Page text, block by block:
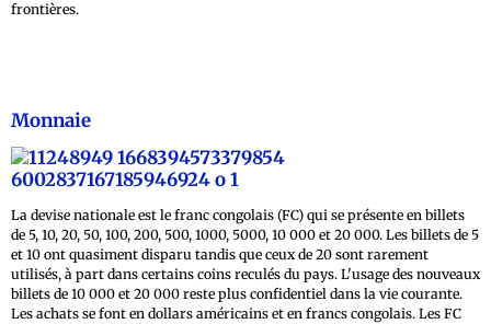
frontières.
Monnaie
La devise nationale est le franc congolais (FC) qui se présente en billets
de 5, 10, 20, 50, 100, 200, 500, 1000, 5000, 10 000 et 20 000. Les billets de 5
et 10 ont quasiment disparu tandis que ceux de 20 sont rarement
utilisés, à part dans certains coins reculés du pays. L'usage des nouveaux
billets de 10 000 et 20 000 reste plus confidentiel dans la vie courante.
Les achats se font en dollars américains et en francs congolais. Les FC